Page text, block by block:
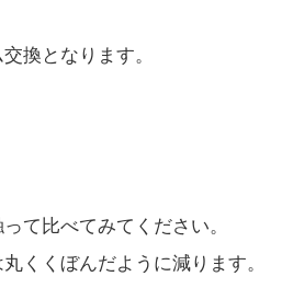
換となります。
て比べてみてください。
くくぼんだように減ります。